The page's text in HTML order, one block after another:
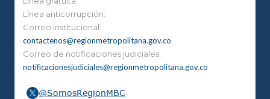
Línea anticorrupción:
Correo institucional:
contactenos@regionmetropolitana.gov.co
Correo de notificaciones judiciales:
notificacionesjudiciales@regionmetropolitana.gov.co
@SomosRegionMBC